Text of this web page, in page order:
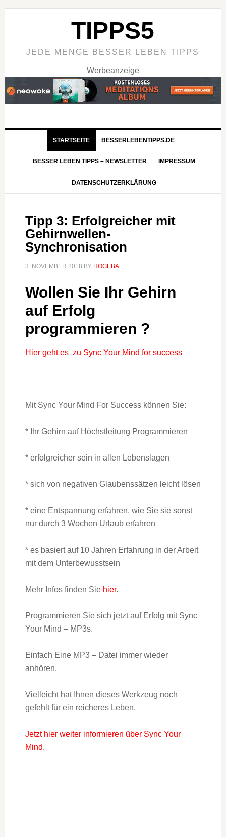
TIPPS5
JEDE MENGE BESSER LEBEN TIPPS
Werbeanzeige
STARTSEITE BESSERLEBENTIPPS.DE
BESSER LEBEN TIPPS – NEWSLETTER IMPRESSUM
DATENSCHUTZERKLÄRUNG
Tipp 3: Erfolgreicher mit
Gehirnwellen-
Synchronisation
3. NOVEMBER 2018 BY HOGEBA
Wollen Sie Ihr Gehirn
auf Erfolg
programmieren ?
Hier geht es zu Sync Your Mind for success
Mit Sync Your Mind For Success können Sie:
* Ihr Gehirn auf Höchstleitung Programmieren
* erfolgreicher sein in allen Lebenslagen
* sich von negativen Glaubenssätzen leicht lösen
* eine Entspannung erfahren, wie Sie sie sonst
nur durch 3 Wochen Urlaub erfahren
* es basiert auf 10 Jahren Erfahrung in der Arbeit
mit dem Unterbewusstsein
Mehr Infos finden Sie hier.
Programmieren Sie sich jetzt auf Erfolg mit Sync
Your Mind – MP3s.
Einfach Eine MP3 – Datei immer wieder
anhören.
Vielleicht hat Ihnen dieses Werkzeug noch
gefehlt für ein reicheres Leben.
Jetzt hier weiter informieren über Sync Your
Mind.